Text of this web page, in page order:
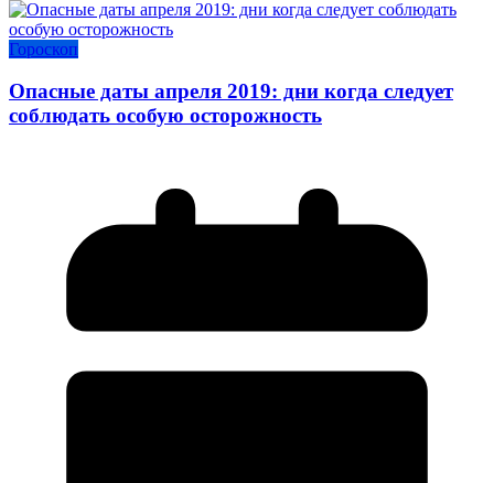
Гороскоп
Опасные даты апреля 2019: дни когда следует
соблюдать особую осторожность